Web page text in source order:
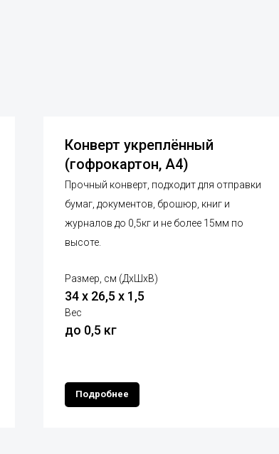
Конверт укреплённый
(гофрокартон, А4)
Прочный конверт, подходит для отправки
бумаг, документов, брошюр, книг и
журналов до 0,5кг и не более 15мм по
высоте.
Размер, см (ДхШхВ)
34 х 26,5 х 1,5
Вес
до 0,5 кг
Подробнее